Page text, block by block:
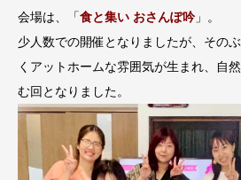
会場は、「食と集い おさんぽ吟」。
少人数での開催となりましたが、その
くアットホームな雰囲気が生まれ、自
む回となりました。